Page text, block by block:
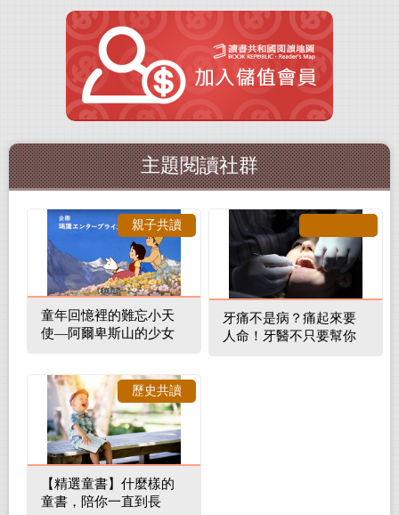
主題閱讀社群
童年回憶裡的難忘小天
使—阿爾卑斯山的少女
親子共讀
牙痛不是病？痛起來要
人命！牙醫不只要幫你
【精選童書】什麼樣的
童書，陪你一直到長
歷史共讀